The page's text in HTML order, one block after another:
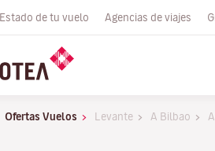
Estado de tu vuelo Agencias de viajes
Ofertas Vuelos Levante A Bilbao